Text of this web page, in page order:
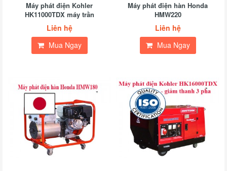
Máy phát điện Kohler
HK11000TDX máy trần
Liên hệ
Mua Ngay
Máy phát điện hàn Honda
HMW220
Liên hệ
Mua Ngay